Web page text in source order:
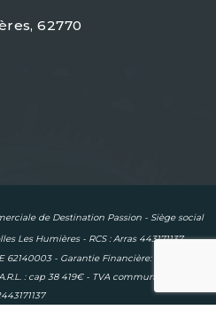
62770
de Destination Passion - Siège social
Les Humières - RCS : Arras 443171137
- Garantie Financière: APST -
: cap 38 419€ - TVA communautaire : FR